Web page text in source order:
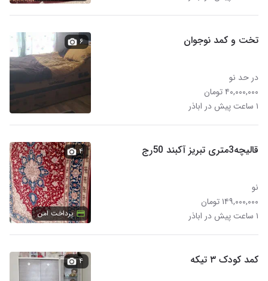
تخت و کمد نوجوان
در حد نو
۴۰,۰۰۰,۰۰۰ تومان
۱ ساعت پیش در اباذر
۶
قالیچه3متری تبریز آکبند 50رج
نو
۱۴۹,۰۰۰,۰۰۰ تومان
۱ ساعت پیش در اباذر
۴
پرداخت امن
کمد کودک ۳ تیکه ۴